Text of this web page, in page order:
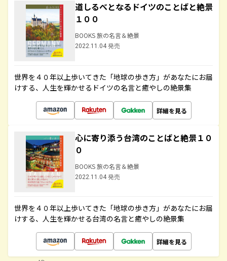
道しるべとなるドイツのことばと絶景
１００
BOOKS 旅の名言＆絶景
2022.11.04 発売
世界を４０年以上歩いてきた「地球の歩き方」があなたにお届
けする、人生を輝かせるドイツの名言と癒やしの絶景集
詳細を見る
心に寄り添う台湾のことばと絶景１０
０
BOOKS 旅の名言＆絶景
2022.11.04 発売
世界を４０年以上歩いてきた「地球の歩き方」があなたにお届
けする、人生を輝かせる台湾の名言と癒やしの絶景集
詳細を見る